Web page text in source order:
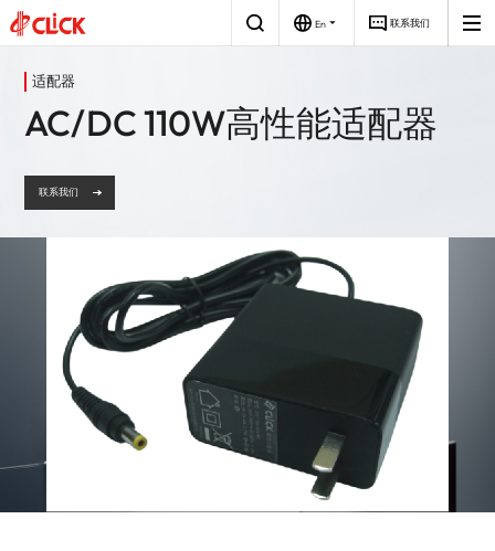
En 联系我们
磁性
元件
赋能全球新能源
汽车电子 光伏储能 充电桩 工业消费
电源
创新驱动，助力
智能的未来
适配器 充电器 工业电源 PCBA
关于
我们
全球著名的磁性
研发与创新
发展历程
适配器
AC/DC 110W高性能适配器
联系我们